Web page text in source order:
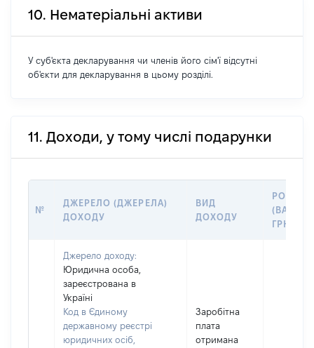
10. Нематеріальні активи
У суб'єкта декларування чи членів його сім'ї відсутні
об'єкти для декларування в цьому розділі.
11. Доходи, у тому числі подарунки
№
ДЖЕРЕЛО (ДЖЕРЕЛА)
ДОХОДУ
ВИД
ДОХОДУ
РОЗМІР
ГРН
Джерело доходу:
Юридична особа,
зареєстрована в
Україні
Код в Єдиному
державному реєстрі
юридичних осіб,
Заробітна
плата
отримана